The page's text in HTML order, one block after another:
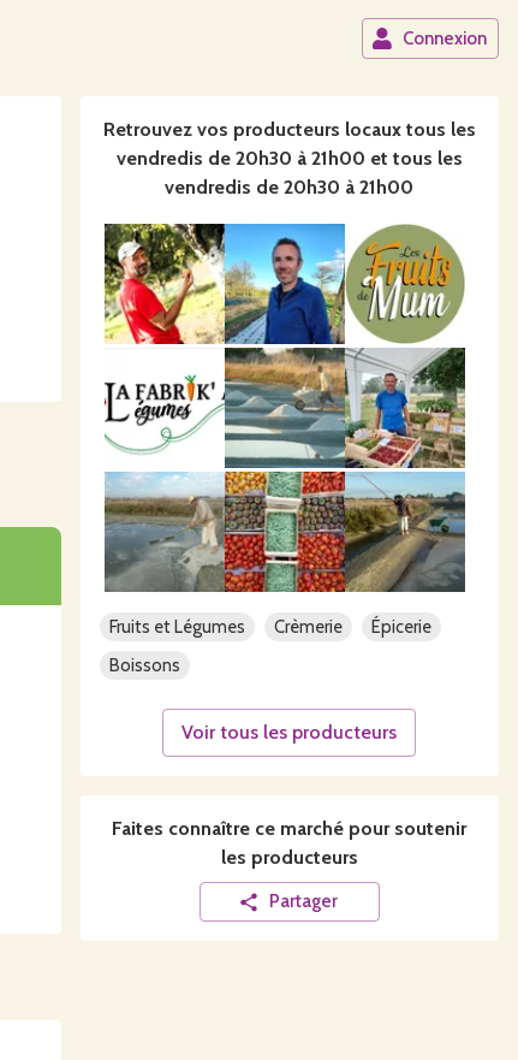
Connexion
Retrouvez vos producteurs locaux tous les
vendredis de 20h30 à 21h00 et tous les
vendredis de 20h30 à 21h00
Fruits et Légumes Crèmerie
Épicerie
Boissons
Voir tous les producteurs
Faites connaître ce marché pour soutenir
les producteurs
Partager